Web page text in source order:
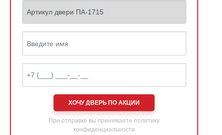
ХОЧУ ДВЕРЬ ПО АКЦИИ
При отправке вы принимаете политику
конфиденциальности